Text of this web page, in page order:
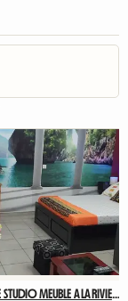
MAGNIFIQUE STUDIO MEUBLE A LA RIVIERA